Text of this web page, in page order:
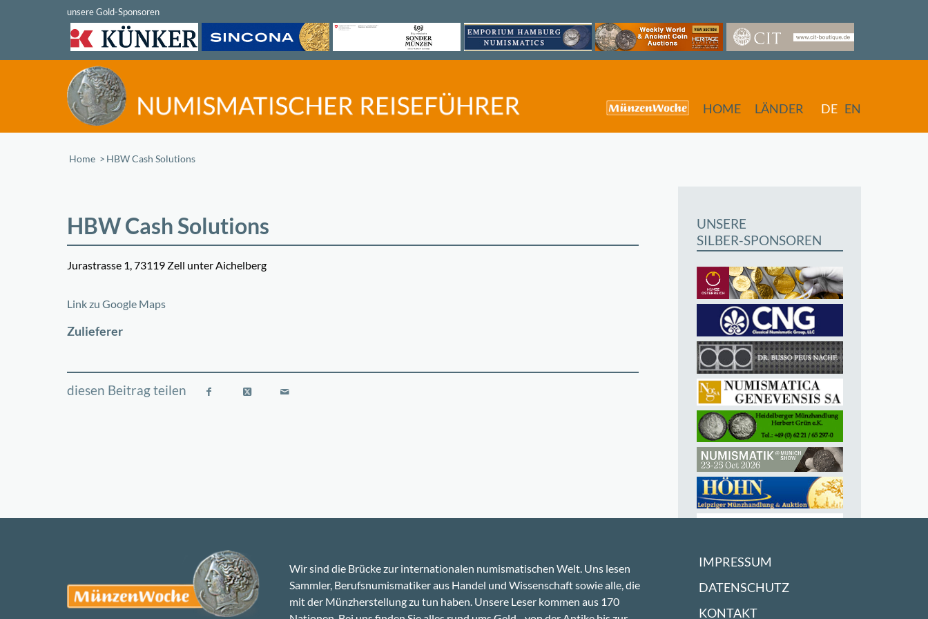
HOME LÄNDER DE EN
Home /HBW Cash Solutions
HBW Cash Solutions
Jurastrasse 1, 73119 Zell unter Aichelberg
+
Link zu Google Maps
Zulieferer
UNSERE
SILBER-SPONSOREN
Wir sind die Brücke zur internationalen numismatischen Welt. Uns lesen
Sammler, Berufsnumismatiker aus Handel und Wissenschaft sowie alle, die
mit der Münzherstellung zu tun haben. Unsere Leser kommen aus 170
IMPRESSUM
DATENSCHUTZ
KONTAKT